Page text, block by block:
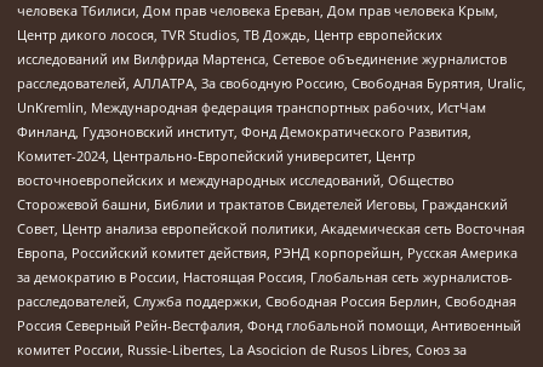
человека Тбилиси, Дом прав человека Ереван, Дом прав человека Крым,
Центр дикого лосося, TVR Studios, ТВ Дождь, Центр европейских
исследований им Вилфрида Мартенса, Сетевое объединение журналистов
расследователей, АЛЛАТРА, За свободную Россию, Свободная Бурятия, Uralic,
UnKremlin, Международная федерация транспортных рабочих, ИстЧам
Финланд, Гудзоновский институт, Фонд Демократического Развития,
Комитет-2024, Центрально-Европейский университет, Центр
восточноевропейских и международных исследований, Общество
Сторожевой башни, Библии и трактатов Свидетелей Иеговы, Гражданский
Совет, Центр анализа европейской политики, Академическая сеть Восточная
Европа, Российский комитет действия, РЭНД корпорейшн, Русская Америка
за демократию в России, Настоящая Россия, Глобальная сеть журналистов-
расследователей, Служба поддержки, Свободная Россия Берлин, Свободная
Россия Северный Рейн-Вестфалия, Фонд глобальной помощи, Антивоенный
комитет России, Russie-Libertes, La Asocicion de Rusos Libres, Союз за